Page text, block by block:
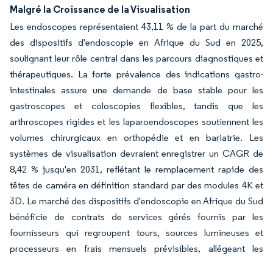
Malgré la Croissance de la Visualisation
Les endoscopes représentaient 43,11 % de la part du marché
des dispositifs d'endoscopie en Afrique du Sud en 2025,
soulignant leur rôle central dans les parcours diagnostiques et
thérapeutiques. La forte prévalence des indications gastro-
intestinales assure une demande de base stable pour les
gastroscopes et coloscopies flexibles, tandis que les
arthroscopes rigides et les laparoendoscopes soutiennent les
volumes chirurgicaux en orthopédie et en bariatrie. Les
systèmes de visualisation devraient enregistrer un CAGR de
8,42 % jusqu'en 2031, reflétant le remplacement rapide des
têtes de caméra en définition standard par des modules 4K et
3D. Le marché des dispositifs d'endoscopie en Afrique du Sud
bénéficie de contrats de services gérés fournis par les
fournisseurs qui regroupent tours, sources lumineuses et
processeurs en frais mensuels prévisibles, allégeant les